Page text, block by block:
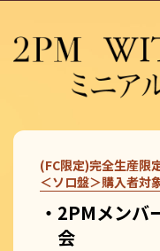
(FC限定)完全生産限
＜ソロ盤＞購入者対
・2PMメンバ
会